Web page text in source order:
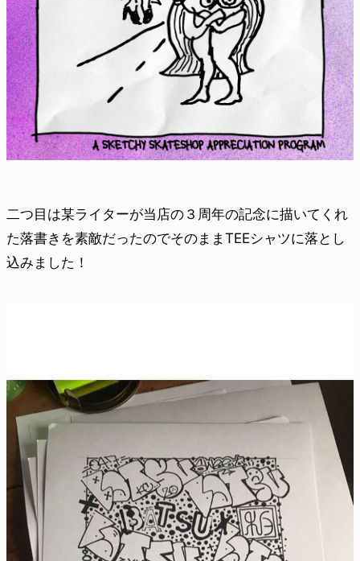
二つ目は某ライターが当店の３周年の記念に描いてくれ
た落書きを素敵だったのでそのままTEEシャツに落とし
込みました！